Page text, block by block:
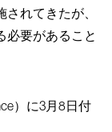
れてきたが、
必要があること
）に3月8日付